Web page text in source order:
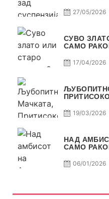
27/05/2026
СУВО
САМО
17/04/2026
19/03/2026
НАД
САМО
06/01/2026